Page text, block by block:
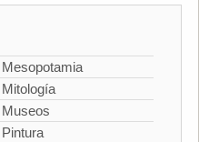
Mesopotamia
Mitología
Museos
Pintura